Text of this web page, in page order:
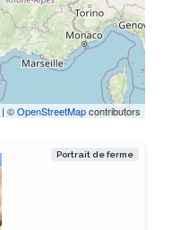
| ©OpenStreetMapcontributors
Portrait de ferme